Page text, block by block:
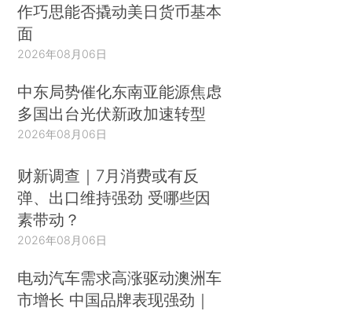
作巧思能否撬动美日货币基本
面
2026年08月06日
中东局势催化东南亚能源焦虑
多国出台光伏新政加速转型
2026年08月06日
财新调查｜7月消费或有反
弹、出口维持强劲 受哪些因
素带动？
2026年08月06日
电动汽车需求高涨驱动澳洲车
市增长 中国品牌表现强劲｜